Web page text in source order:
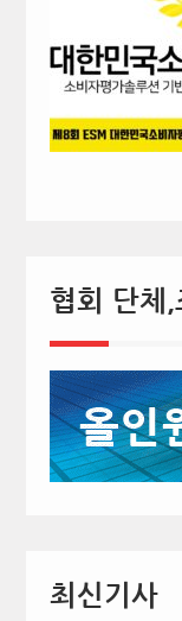
협회 단체
최신기사